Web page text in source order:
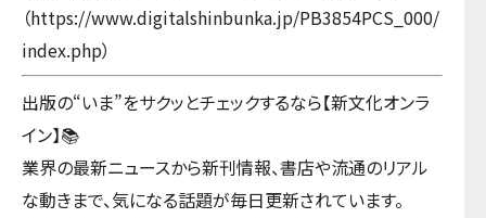
（https://www.digitalshinbunka.jp/PB3854PCS_000/
index.php）
出版の“いま”をサクッとチェックするなら【新文化オンラ
イン】📚
業界の最新ニュースから新刊情報、書店や流通のリアル
な動きまで、気になる話題が毎日更新されています。